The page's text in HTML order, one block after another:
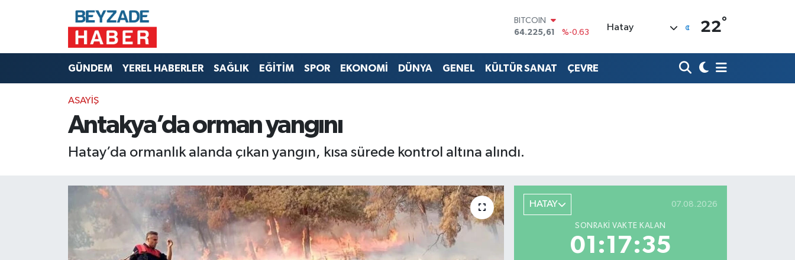
BITCOIN
64.225,61
%-0.63
EURO
13.799
Hatay 22°
GÜNDEM YEREL HABERLER SAĞLIK EĞİTİM SPOR EKONOMİ DÜNYA GENEL KÜLTÜR SANAT ÇEVRE
ASAYİŞ
Antakya’da orman yangını
Hatay’da ormanlık alanda çıkan yangın, kısa sürede kontrol altına alındı.
HATAY 07.08.2026
SONRAKI VAKTE KALAN
01:17:34
Hava Durumu
Trafik Durumu
Süper Lig Puan Durumu ve Fikstür
Tüm Manşetler